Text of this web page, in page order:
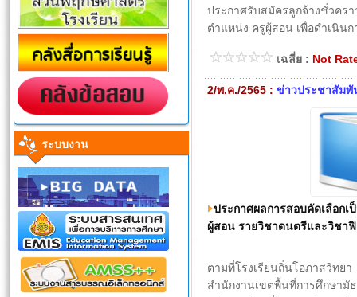
ระบบงาน
ประกาศรับสมัครลูกจ้างชั่วครา
ตำแหน่ง ครูผู้สอน เพื่อดำเนิน
เฉลี่ย : Not
2/พ.ค./2565 : ข่าวประชาสัมพั
ประกาศผลการสอบคัดเลือก
ผู้สอน รายวิชาดนตรีและวิชา
ตามที่โรงเรียนถิ่นโอภาสวิทย
สำนักงานเขตพื้นที่การศึกษามั